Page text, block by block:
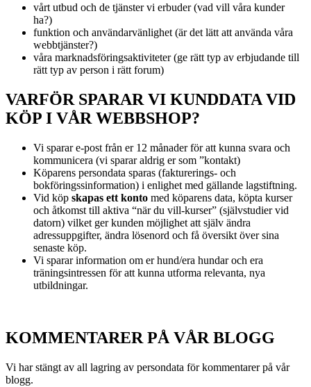
vårt utbud och de tjänster vi erbuder (vad vill våra kunder
ha?)
funktion och användarvänlighet (är det lätt att använda våra
webbtjänster?)
våra marknadsföringsaktiviteter (ge rätt typ av erbjudande till
rätt typ av person i rätt forum)
VARFÖR SPARAR VI KUNDDATA VID
KÖP I VÅR WEBBSHOP?
Vi sparar e-post från er 12 månader för att kunna svara och
kommunicera (vi sparar aldrig er som ”kontakt)
Köparens persondata sparas (fakturerings- och
bokföringssinformation) i enlighet med gällande lagstiftning.
Vid köp skapas ett konto med köparens data, köpta kurser
och åtkomst till aktiva “när du vill-kurser” (självstudier vid
datorn) vilket ger kunden möjlighet att själv ändra
adressuppgifter, ändra lösenord och få översikt över sina
senaste köp.
Vi sparar information om er hund/era hundar och era
träningsintressen för att kunna utforma relevanta, nya
utbildningar.
KOMMENTARER PÅ VÅR BLOGG
Vi har stängt av all lagring av persondata för kommentarer på vår
blogg.